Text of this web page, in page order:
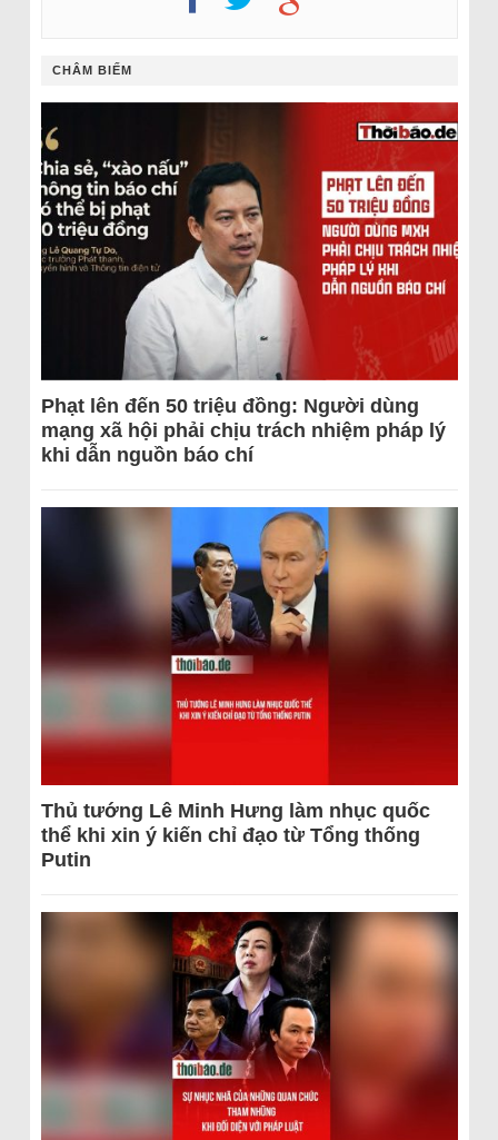
CHÂM BIẾM
Phạt lên đến 50 triệu đồng: Người dùng
mạng xã hội phải chịu trách nhiệm pháp lý
khi dẫn nguồn báo chí
Thủ tướng Lê Minh Hưng làm nhục quốc
thể khi xin ý kiến chỉ đạo từ Tổng thống
Putin